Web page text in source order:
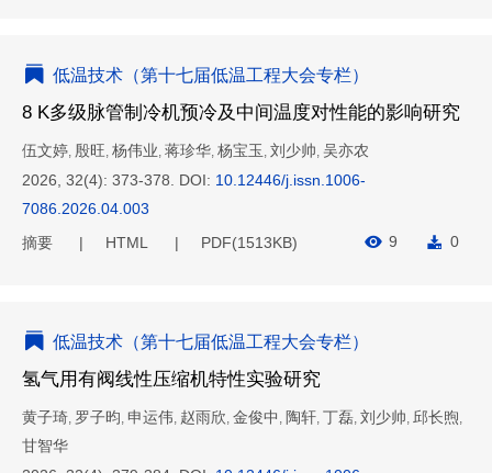
低温技术（第十七届低温工程大会专栏）
8 K多级脉管制冷机预冷及中间温度对性能的影响研究
伍文婷, 殷旺, 杨伟业, 蒋珍华, 杨宝玉 , 刘少帅, 吴亦农
2026, 32(4): 373-378.
DOI: 10.12446/j.issn.1006-
7086.2026.04.003
摘要
HTML PDF(1513KB) 9 0
低温技术（第十七届低温工程大会专栏）
氢气用有阀线性压缩机特性实验研究
黄子琦, 罗子昀, 申运伟, 赵雨欣, 金俊中 , 陶轩, 丁磊, 刘少帅, 邱长煦,
甘智华